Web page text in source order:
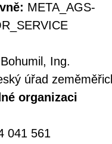
META_AGS-
Ing.
úřad
organizaci
041 561